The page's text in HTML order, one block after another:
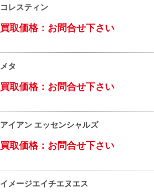
コレスティン
買取価格：お問合せ下さい
メタ
買取価格：お問合せ下さい
アイアン エッセンシャルズ
買取価格：お問合せ下さい
イメージエイチエヌエス